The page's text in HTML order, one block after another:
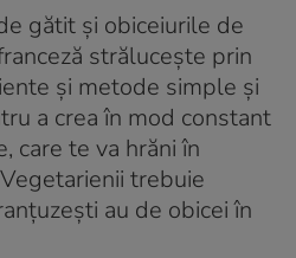
gătit și obiceiurile de
strălucește prin
și metode simple și
a crea în mod constant
care te va hrăni în
trebuie
au de obicei în